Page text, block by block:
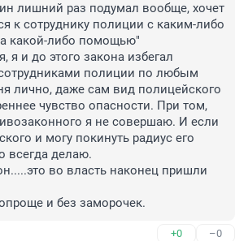
лишний раз подумал вообще, хочет
к сотруднику полиции с каким-либо
какой-либо помощью"
я и до этого закона избегал
сотрудниками полиции по любым
лично, даже сам вид полицейского
чувство опасности. При том,
я не совершаю. И если
и могу покинуть радиус его
всегда делаю.
во власть наконец пришли
и без заморочек.
+0 –0